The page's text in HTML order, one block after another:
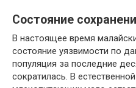
Состояние
В настоящее время
состояние уязвимости по
популяция за последние
сократилась. В